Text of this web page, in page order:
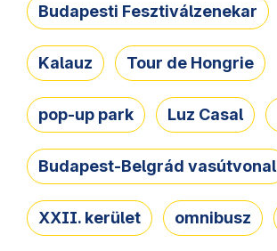
Budapesti Fesztiválzenekar
Kalauz Tour de Hongrie
pop-up park Luz Casal
Budapest-Belgrád vasútvonal
XXII. kerület omnibusz